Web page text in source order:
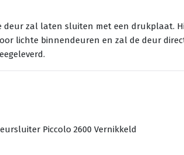
deur zal laten sluiten met een drukplaat.
lichte binnendeuren en zal de deur